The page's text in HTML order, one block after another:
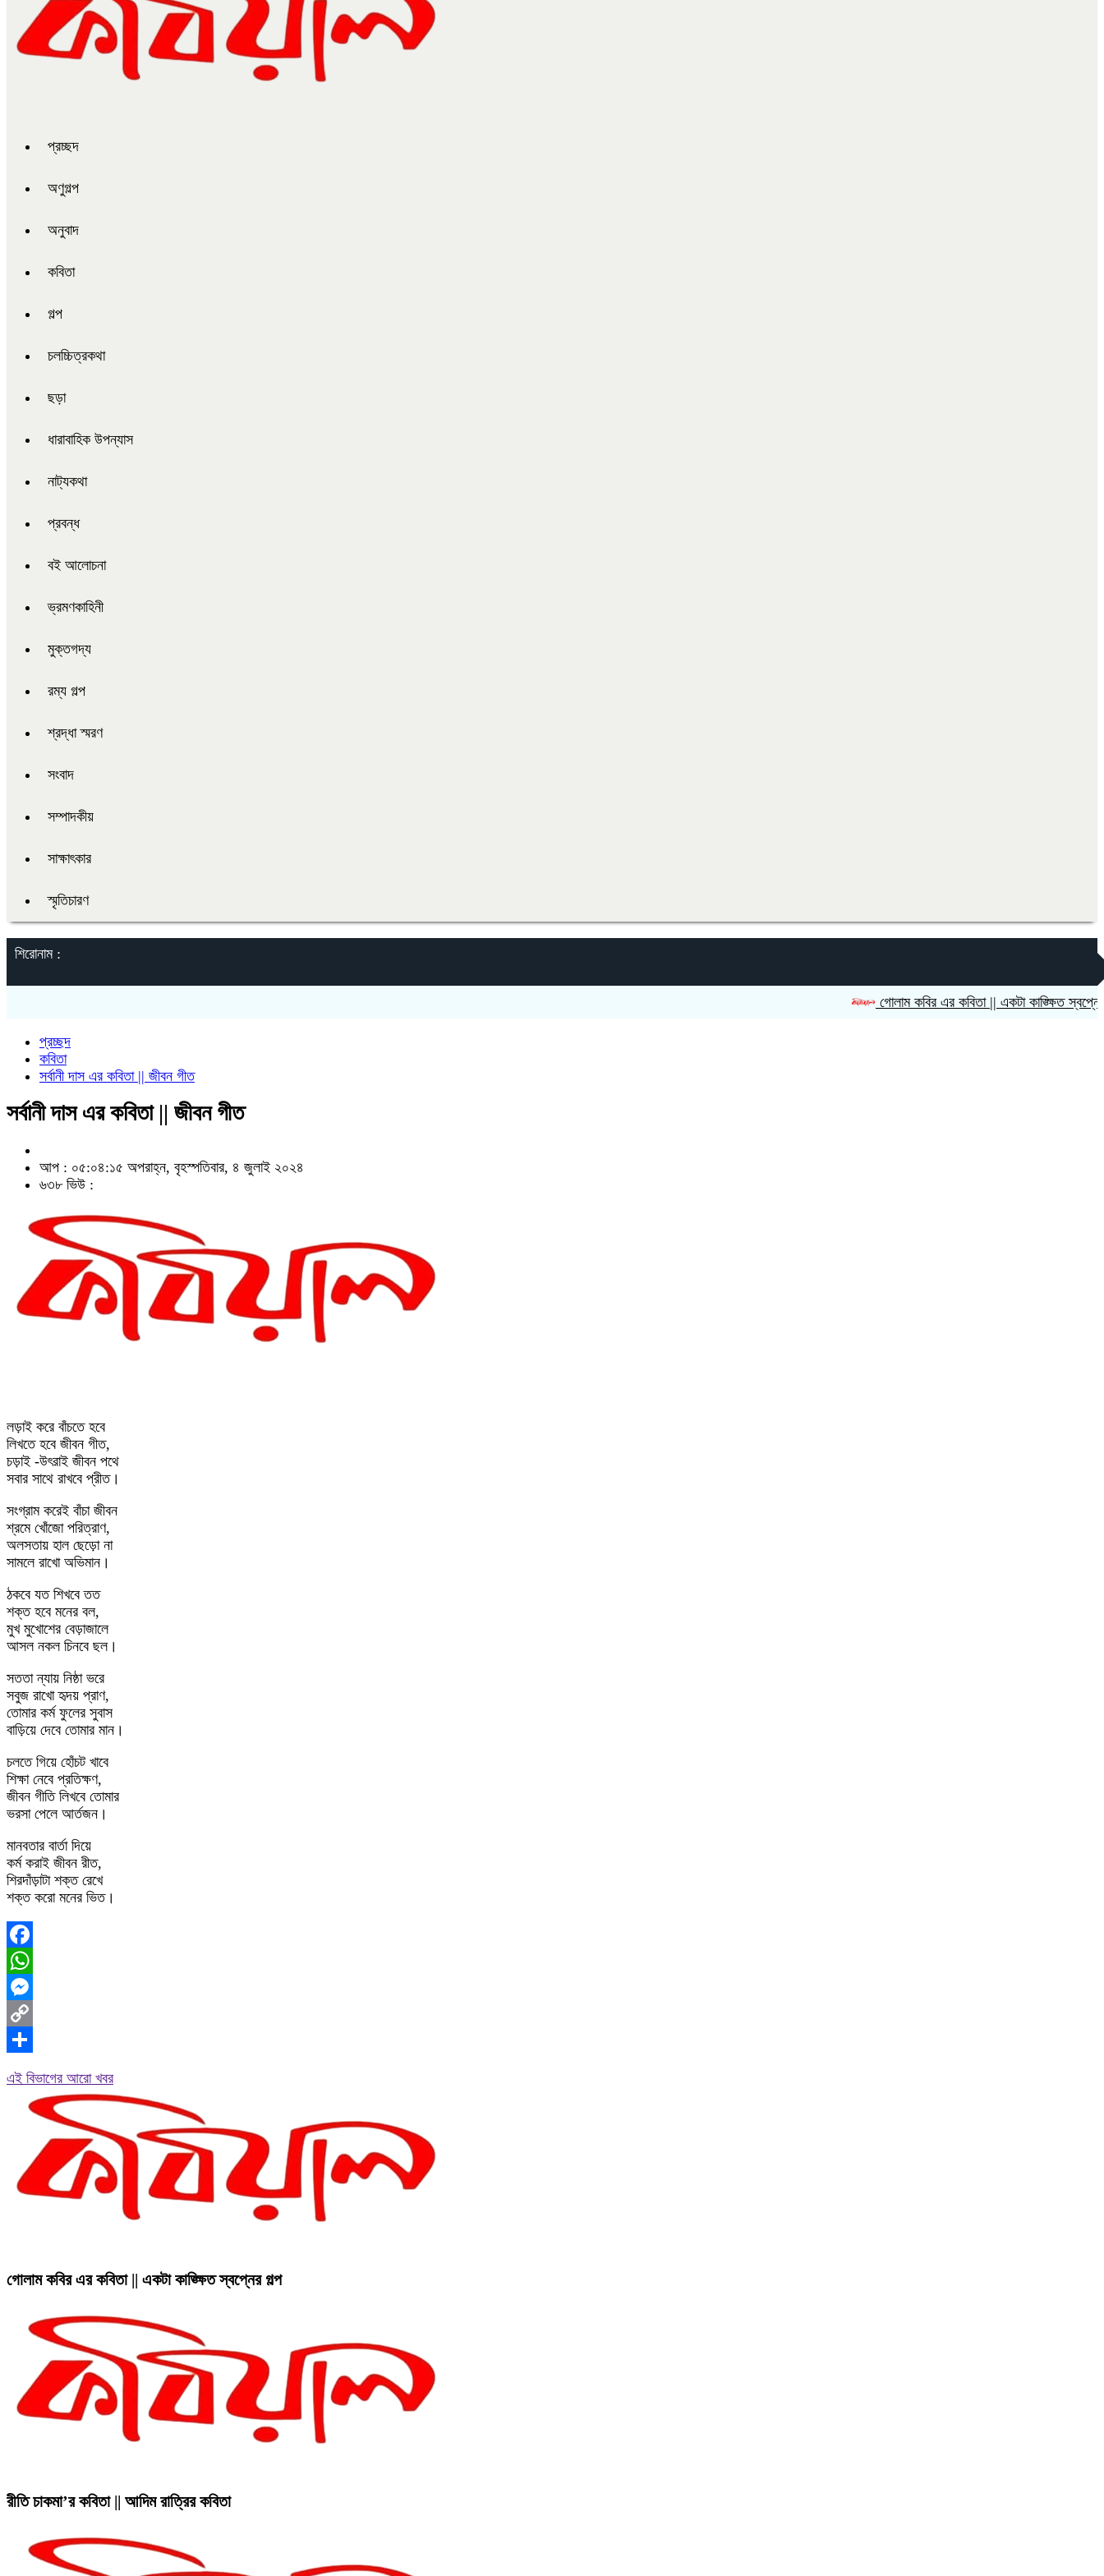
প্রচ্ছদ
অণুগল্প
অনুবাদ
কবিতা
গল্প
চলচ্চিত্রকথা
ছড়া
ধারাবাহিক উপন্যাস
নাট্যকথা
প্রবন্ধ
বই আলোচনা
ভ্রমণকাহিনী
মুক্তগদ্য
রম্য গল্প
শ্রদ্ধা স্মরণ
সংবাদ
সম্পাদকীয়
সাক্ষাৎকার
স্মৃতিচারণ
শিরোনাম :
গোলাম কবির এর কবিতা || একটা কাঙ্ক্ষিত স্বপ্নের গল্প
প্রচ্ছদ
কবিতা
সর্বানী দাস এর কবিতা || জীবন গীত
সর্বানী দাস এর কবিতা || জীবন গীত
আপ : ০৫:০৪:১৫ অপরাহ্ন, বৃহস্পতিবার, ৪ জুলাই ২০২৪
৬৩৮ ভিউ :
লড়াই করে বাঁচতে হবে
লিখতে হবে জীবন গীত,
চড়াই -উৎরাই জীবন পথে
সবার সাথে রাখবে প্রীত।
সংগ্রাম করেই বাঁচা জীবন
শ্রমে খোঁজো পরিত্রাণ,
অলসতায় হাল ছেড়ো না
সামলে রাখো অভিমান।
ঠকবে যত শিখবে তত
শক্ত হবে মনের বল,
মুখ মুখোশের বেড়াজালে
আসল নকল চিনবে ছল।
সততা ন্যায় নিষ্ঠা ভরে
সবুজ রাখো হৃদয় প্রাণ,
তোমার কর্ম ফুলের সুবাস
বাড়িয়ে দেবে তোমার মান।
চলতে গিয়ে হোঁচট খাবে
শিক্ষা নেবে প্রতিক্ষণ,
জীবন গীতি লিখবে তোমার
ভরসা পেলে আর্তজন।
মানবতার বার্তা দিয়ে
কর্ম করাই জীবন রীত,
শিরদাঁড়াটা শক্ত রেখে
শক্ত করো মনের ভিত।
Facebook
WhatsApp
Messenger
Copy
এই বিভাগের আরো খবর
গোলাম কবির এর কবিতা || একটা কাঙ্ক্ষিত স্বপ্নের গল্প
রীতি চাকমা’র কবিতা || আদিম রাত্রির কবিতা